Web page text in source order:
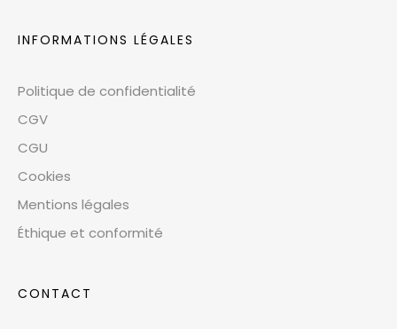
INFORMATIONS LÉGALES
Politique de confidentialité
CGV
CGU
Cookies
Mentions légales
Éthique et conformité
CONTACT